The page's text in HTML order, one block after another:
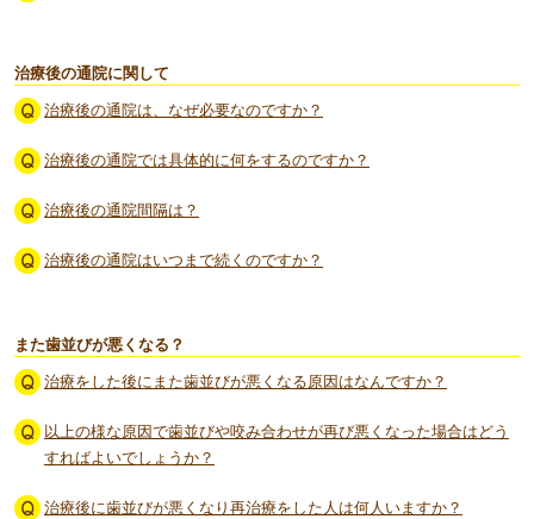
治療後の通院に関して
治療後の通院は、なぜ必要なのですか？
治療後の通院では具体的に何をするのですか？
治療後の通院間隔は？
治療後の通院はいつまで続くのですか？
また歯並びが悪くなる？
治療をした後にまた歯並びが悪くなる原因はなんですか？
以上の様な原因で歯並びや咬み合わせが再び悪くなった場合はどう
すればよいでしょうか？
治療後に歯並びが悪くなり再治療をした人は何人いますか？